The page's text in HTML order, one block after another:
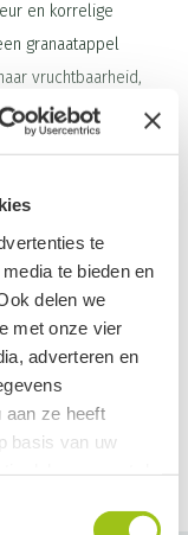
te
te bieden en
delen we
met onze vier
adverteren en
aan ze heeft
basis van uw
en korrelige
granaatappel
vruchtbaarheid,
voor.
ziet zitten.
herinnert je aan
meer voelt. Ze geeft
dal te klimmen.
pad lang, Granaat
zien. Ze helpt je
niet doet.
of pols om de
te ervaren